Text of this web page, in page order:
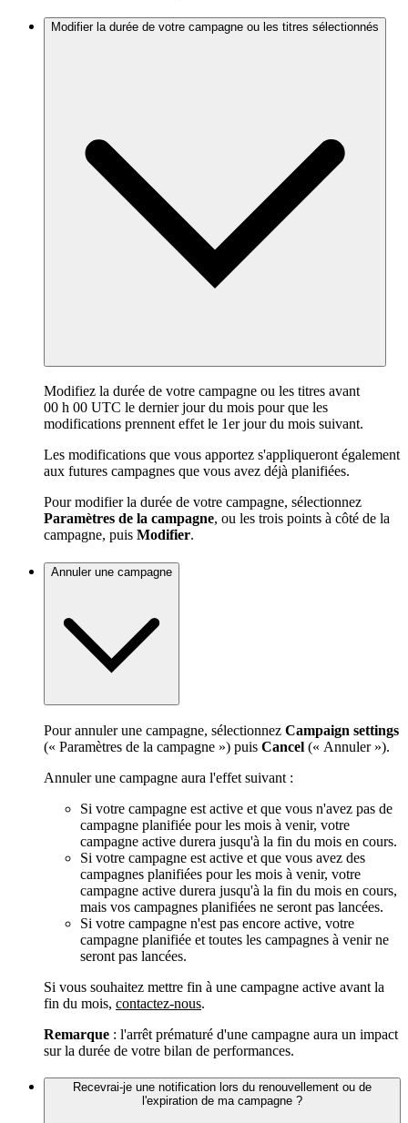
Modifier la durée de votre campagne ou les titres sélectionnés
Modifiez la durée de votre campagne ou les titres avant
00 h 00 UTC le dernier jour du mois pour que les
modifications prennent effet le 1er jour du mois suivant.
Les modifications que vous apportez s'appliqueront également
aux futures campagnes que vous avez déjà planifiées.
Pour modifier la durée de votre campagne, sélectionnez
Paramètres de la campagne, ou les trois points à côté de la
campagne, puis Modifier.
Annuler une campagne
Pour annuler une campagne, sélectionnez Campaign settings
(« Paramètres de la campagne ») puis Cancel (« Annuler »).
Annuler une campagne aura l'effet suivant :
Si votre campagne est active et que vous n'avez pas de
campagne planifiée pour les mois à venir, votre
campagne active durera jusqu'à la fin du mois en cours.
Si votre campagne est active et que vous avez des
campagnes planifiées pour les mois à venir, votre
campagne active durera jusqu'à la fin du mois en cours,
mais vos campagnes planifiées ne seront pas lancées.
Si votre campagne n'est pas encore active, votre
campagne planifiée et toutes les campagnes à venir ne
seront pas lancées.
Si vous souhaitez mettre fin à une campagne active avant la
fin du mois, contactez-nous.
Remarque : l'arrêt prématuré d'une campagne aura un impact
sur la durée de votre bilan de performances.
Recevrai-je une notification lors du renouvellement ou de
l'expiration de ma campagne ?